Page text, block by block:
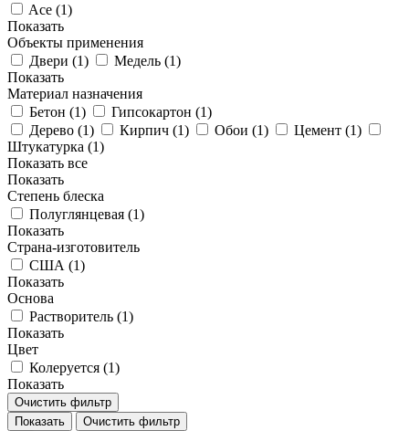
Ace (1)
Показать
Объекты применения
Двери (1) Медель (1)
Показать
Материал назначения
Бетон (1) Гипсокартон (1)
Дерево (1) Кирпич (1) Обои (1) Цемент (1)
Штукатурка (1)
Показать все
Показать
Степень блеска
Полуглянцевая (1)
Показать
Страна-изготовитель
США (1)
Показать
Основа
Растворитель (1)
Показать
Цвет
Колеруется (1)
Показать
Очистить фильтр
Показать
Очистить фильтр